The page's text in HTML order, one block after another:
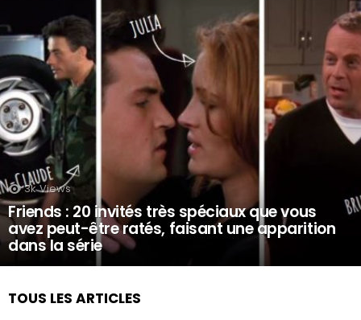
3k Views
Friends : 20 invités très spéciaux que vous
avez peut-être ratés, faisant une apparition
dans la série
TOUS LES ARTICLES